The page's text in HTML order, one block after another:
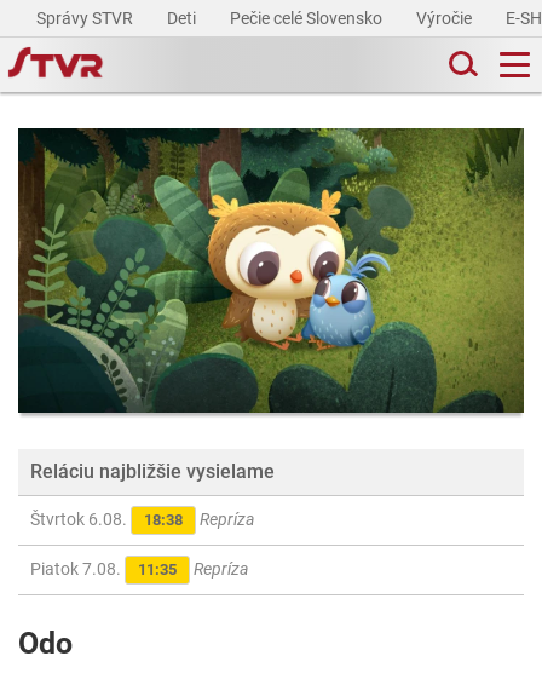
Správy STVR Deti Pečie celé Slovensko Výročie E-
Reláciu najbližšie vysielame
Štvrtok 6.08. 18:38 Repríza
Piatok 7.08. 11:35 Repríza
Odo